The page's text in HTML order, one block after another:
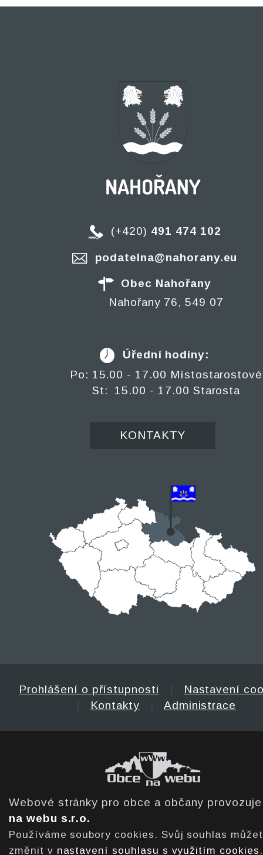
(+420) 491 474 102
podatelna@nahorany.eu
Obec Nahořany
Nahořany 76, 549 07
Úřední hodiny:
Po: 15.00 - 17.00 Místostarostové
St: 15.00 - 17.00 Starosta
KONTAKTY
Prohlášení o přístupnosti
Nastavení
Kontakty Administrace
Webové stránky pro obce a občany
na webu s.r.o.
Používáme soubory cookies. Svůj souhlas
změnit v nastavení souhlasu s využitím cookies .